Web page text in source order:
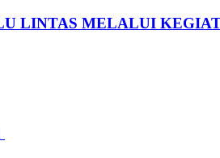
LINTAS MELALUI